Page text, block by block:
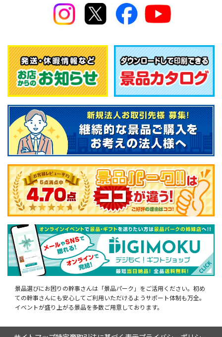
景品選びにお困りの幹事さんは「景品パーク」をご活用ください。初め
ての幹事さんにも安心してご利用いただけるようサポート体制も万全。
イベントが盛り上がる景品を多数ご用意しております。